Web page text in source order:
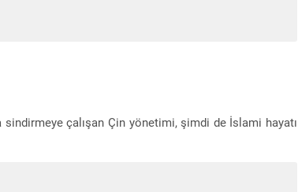
çalışan Çin yönetimi, şimdi de İslami hayatı